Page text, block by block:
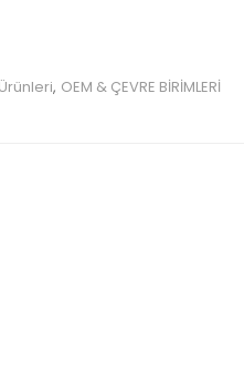
, OEM & ÇEVRE BİRİMLERİ